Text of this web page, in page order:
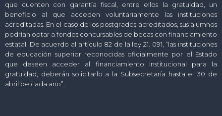
que cuenten con garantía fiscal, entre ellos la gratuidad, un
beneficio al que acceden voluntariamente las instituciones
acreditadas. En el caso de los postgrados acreditados, sus alumnos
podrían optar a fondos concursables de becas con financiamiento
estatal. De acuerdo al artículo 82 de la ley 21. 091, “las instituciones
de educación superior reconocidas oficialmente por el Estado
que deseen acceder al financiamiento institucional para la
gratuidad, deberán solicitarlo a la Subsecretaría hasta el 30 de
abril de cada año”.